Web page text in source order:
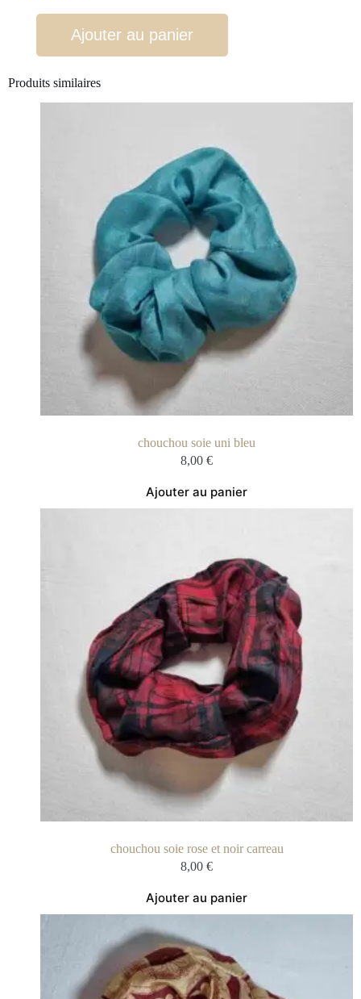
Ajouter au panier
Produits similaires
chouchou soie uni bleu
8,00 €
Ajouter au panier
chouchou soie rose et noir carreau
8,00 €
Ajouter au panier